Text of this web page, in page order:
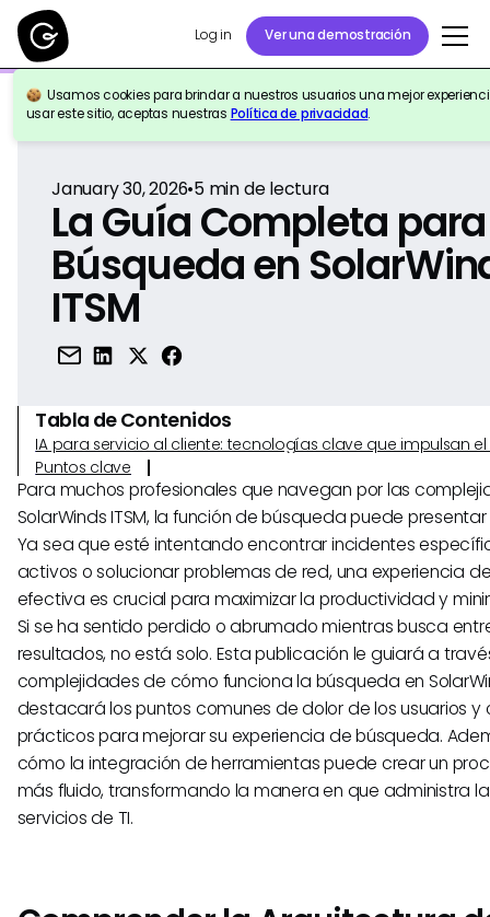
Log in Ver una demostración
Usamos cookies para brindar a nuestros usuarios una mejor
usar este sitio, aceptas nuestras Política de privacidad.
Volver a la Referencia
January 30, 2026•5min de lectura
La Guía Completa
Búsqueda en
ITSM
Tabla de Contenidos
IA para servicio al cliente: tecnologías clave que impulsan
Puntos clave
Para muchos profesionales que navegan por las
SolarWinds ITSM, la función de búsqueda puede
Ya sea que esté intentando encontrar incidentes
activos o solucionar problemas de red, una experiencia
efectiva es crucial para maximizar la productividad y
Si se ha sentido perdido o abrumado mientras busca
resultados, no está solo. Esta publicación le guiará a
complejidades de cómo funciona la búsqueda en
destacará los puntos comunes de dolor de los usuarios y
prácticos para mejorar su experiencia de búsqueda.
cómo la integración de herramientas puede crear un
más fluido, transformando la manera en que administra
servicios de TI.